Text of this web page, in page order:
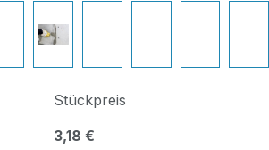
Stückpreis
3,18 €